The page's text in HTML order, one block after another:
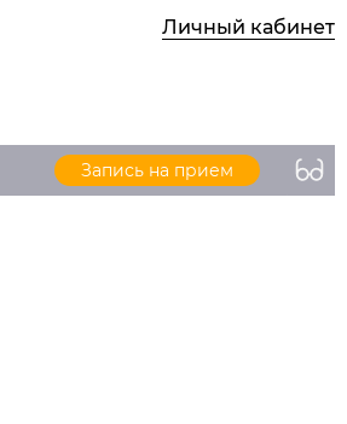
Личный кабинет
Запись на прием